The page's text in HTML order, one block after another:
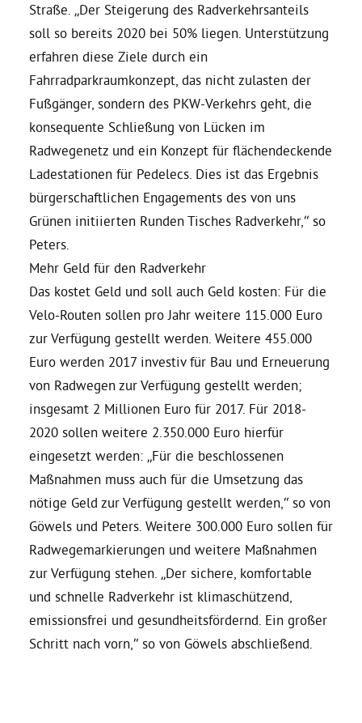
Bezirksvertretungen
Aktiv werden
Arbeitsgruppen
Mitglied werden
Kommunalpolitik
Engagement-Sprechstunde
CampusGrün
Aktuelles
Termine
Straße. „Der Steigerung des Radverkehrsanteils
soll so bereits 2020 bei 50% liegen. Unterstützung
erfahren diese Ziele durch ein
Fahrradparkraumkonzept, das nicht zulasten der
Fußgänger, sondern des PKW-Verkehrs geht, die
konsequente Schließung von Lücken im
Radwegenetz und ein Konzept für flächendeckende
Ladestationen für Pedelecs. Dies ist das Ergebnis
bürgerschaftlichen Engagements des von uns
Grünen initiierten Runden Tisches Radverkehr,“ so
Peters.
Mehr Geld für den Radverkehr
Das kostet Geld und soll auch Geld kosten: Für die
Velo-Routen sollen pro Jahr weitere 115.000 Euro
zur Verfügung gestellt werden. Weitere 455.000
Euro werden 2017 investiv für Bau und Erneuerung
von Radwegen zur Verfügung gestellt werden;
insgesamt 2 Millionen Euro für 2017. Für 2018-
2020 sollen weitere 2.350.000 Euro hierfür
eingesetzt werden: „Für die beschlossenen
Maßnahmen muss auch für die Umsetzung das
nötige Geld zur Verfügung gestellt werden,“ so von
Göwels und Peters. Weitere 300.000 Euro sollen für
Radwegemarkierungen und weitere Maßnahmen
zur Verfügung stehen. „Der sichere, komfortable
und schnelle Radverkehr ist klimaschützend,
emissionsfrei und gesundheitsfördernd. Ein großer
Schritt nach vorn,“ so von Göwels abschließend.